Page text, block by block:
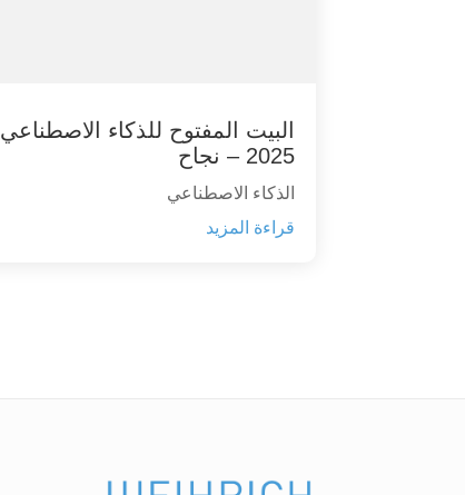
البيت المفتوح للذكاء الاصطناعي
2025 – نجاح
الذكاء الاصطناعي
قراءة المزيد